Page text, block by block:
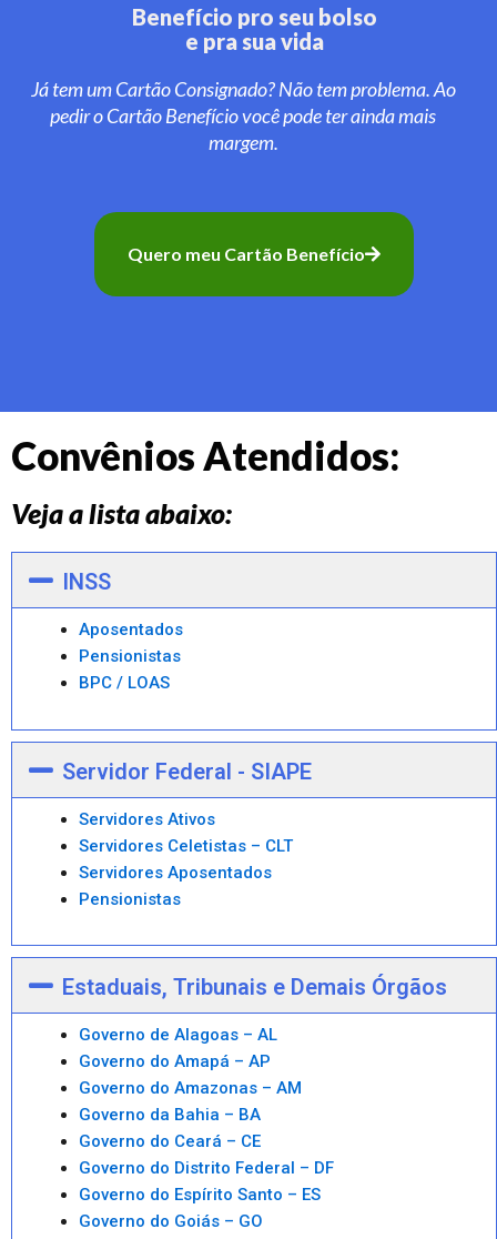
Benefício pro seu bolso
e pra sua vida
Já tem um Cartão Consignado? Não tem problema. Ao
pedir o Cartão Benefício você pode ter ainda mais
margem.
Quero meu Cartão Benefício
Convênios Atendidos:
Veja a lista abaixo:
INSS
Aposentados
Pensionistas
BPC / LOAS
Servidor Federal - SIAPE
Servidores Ativos
Servidores Celetistas – CLT
Servidores Aposentados
Pensionistas
Estaduais, Tribunais e Demais Órgãos
Governo de Alagoas – AL
Governo do Amapá – AP
Governo do Amazonas – AM
Governo da Bahia – BA
Governo do Ceará – CE
Governo do Distrito Federal – DF
Governo do Espírito Santo – ES
Governo do Goiás – GO